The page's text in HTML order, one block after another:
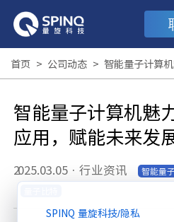
首页 > 公司动态 > 智能量子计算机魅力
智能量子计算机魅
应用，赋能未来发
2025.03.05 · 行业资讯 智能量
SPINQ 量旋科技/隐私